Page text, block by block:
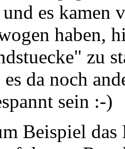
es kamen
haben,
zu
da noch
sein :-)
Beispiel das